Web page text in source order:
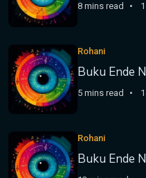
8 mins read
Rohani
Buku Ende
5 mins read
Rohani
Buku Ende